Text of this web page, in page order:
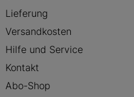
Lieferung
Versandkosten
Hilfe und Service
Kontakt
Abo-Shop